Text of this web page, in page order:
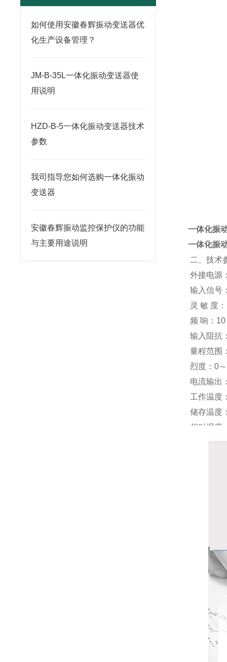
如何使用安徽春辉振动变送器优
化生产设备管理？
JM-B-35L一体化振动变送器使
用说明
HZD-B-5一体化振动变送器技术
参数
我司指导您如何选购一体化振动
变送器
安徽春辉振动监控保护仪的功能
与主要用途说明
一体化振
一体化振
二、技术
外接电源
输入信号
灵 敏 度
频 响：
输入阻抗
量程范围
烈度：0
电流输出
工作温
储存温度
相对湿度